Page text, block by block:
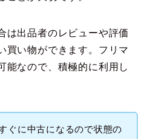
は出品者のレビューや評価
買い物ができます。フリマ
能なので、積極的に利用し
ぐに中古になるので状態の